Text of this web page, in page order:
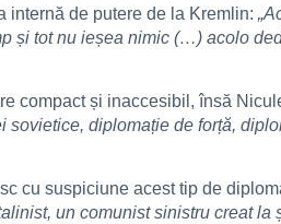
internă de putere de la Kremlin:
și tot nu ieșea nimic (…) acolo
compact și inaccesibil, însă
sovietice, diplomație de forță,
cu suspiciune acest tip de
un comunist sinistru creat la